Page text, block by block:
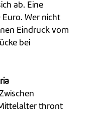
ab. Eine
Wer nicht
Eindruck vom
bei
thront